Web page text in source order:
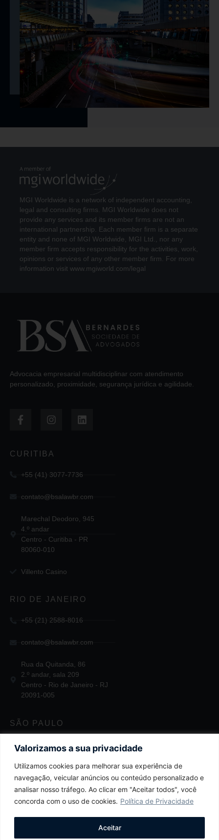
Valorizamos a sua privacidade
Utilizamos cookies para melhorar sua experiência de
navegação, veicular anúncios ou conteúdo personalizado e
analisar nosso tráfego. Ao clicar em "Aceitar todos", você
concorda com o uso de cookies. Política de Privacidade
Aceitar
MGI Worldwide is a network of independent accounting,
legal and consulting firms. MGI Worldwide does not
provide any services and its member firms are not an
international partnership. Each member firm is a separate
entity and none of MGI Worldwide, MGI Ltd., nor any
member firm accepts responsibility for the activities, work,
opinions or services of any other member firm. For more
information visit www.mgiworld.com/legal
Advocacia empresarial multidisciplinar com atendimento
personalizado, proximidade, segurança jurídica e agilidade.
CURITIBA
+55 (41) 3077-7736
contato@bsalawbr.com
Marechal Deodoro, 945
4.º andar
Centro - Curitiba - PR
80060-010
Villento Casino
RIO DE JANEIRO
+55 (21) 2588-8016
contato@bsalawbr.com
Rua da Quitanda, 86
2.º andar, sala 209
Centro - Rio de Janeiro - RJ
20091-005
SÃO PAULO
+55 11 2124-3747
contato@bsalawbr.com
Av. Juscelino Kubitschek, 1455
4.º andar
04543-011